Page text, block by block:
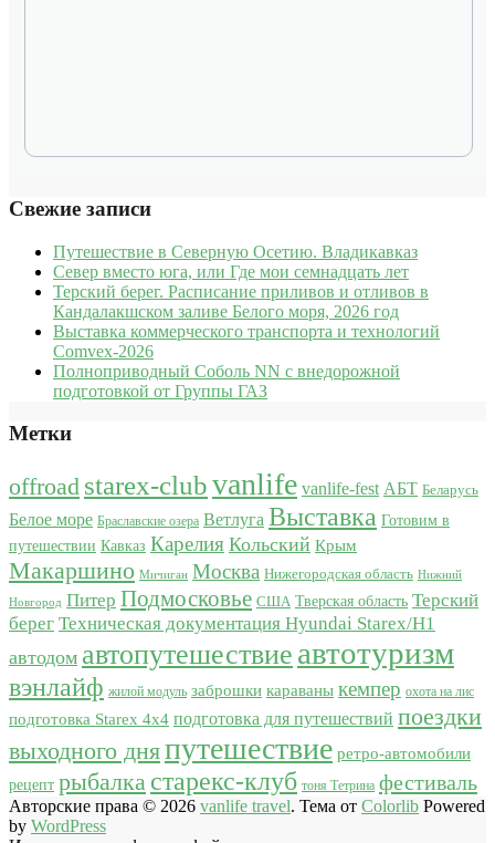
Свежие записи
Путешествие в Северную Осетию. Владикавказ
Север вместо юга, или Где мои семнадцать лет
Терский берег. Расписание приливов и отливов в
Кандалакшском заливе Белого моря, 2026 год
Выставка коммерческого транспорта и технологий
Comvex-2026
Полноприводный Соболь NN с внедорожной
подготовкой от Группы ГАЗ
Метки
offroad starex-clubvanlife vanlife-fest АБТ Беларусь
Белое море Браславские озера Ветлуга Выставка Готовим в
путешествии Кавказ Карелия Кольский Крым
Макаршино Мичиган Москва Нижегородская область Нижний
Новгород Питер Подмосковье США Тверская область Терский
берег Техническая документация Hyundai Starex/H1
автодом автопутешествие автотуризм
вэнлайф жилой модуль заброшки караваны кемпер охота на лис
подготовка Starex 4x4 подготовка для путешествий поездки
выходного дняпутешествие ретро-автомобили
рецепт рыбалка старекс-клуб тоня Тетрина фестиваль
Авторские права © 2026 vanlife travel. Тема от Colorlib Powered
by WordPress